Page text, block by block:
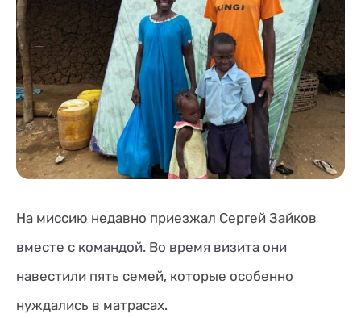
На миссию недавно приезжал Сергей Зайков
вместе с командой. Во время визита они
навестили пять семей, которые особенно
нуждались в матрасах.